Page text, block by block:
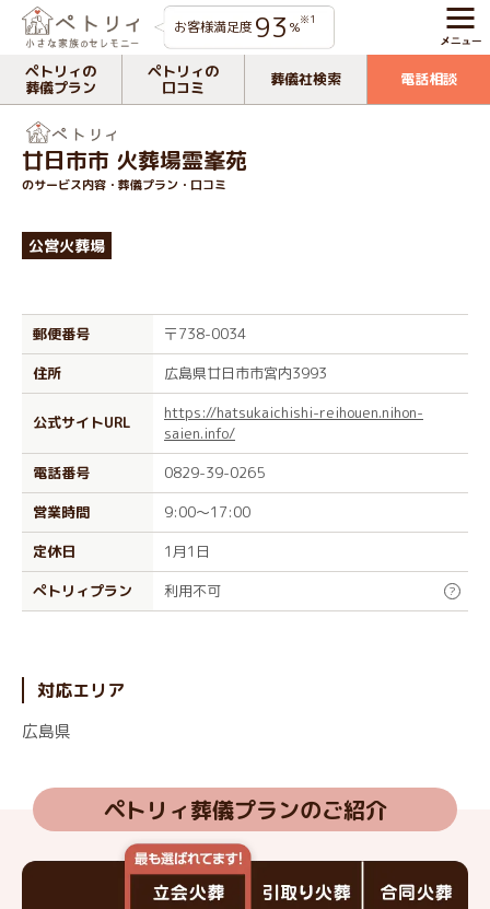
お客様満足度 93 %※1
ペトリィの
葬儀プラン
ペトリィの
口コミ
葬儀社検索 電話相談
廿日市市 火葬場霊峯苑
のサービス内容・葬儀プラン・口コミ
公営火葬場
郵便番号
〒738-0034
住所
広島県廿日市市宮内3993
公式サイトURL
https://hatsukaichishi-reihouen.nihon-
saien.info/
電話番号
0829-39-0265
営業時間
9:00～17:00
定休日
1月1日
ぺトリィプラン
利用不可 ?
対応エリア
広島県
ペトリィ葬儀プランのご紹介